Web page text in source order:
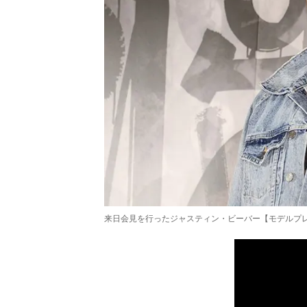
来日会見を行ったジャスティン・ビーバー【モデルプ